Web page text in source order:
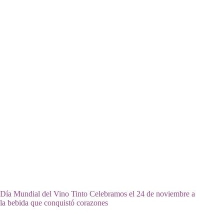
Día Mundial del Vino Tinto Celebramos el 24 de noviembre a
la bebida que conquistó corazones